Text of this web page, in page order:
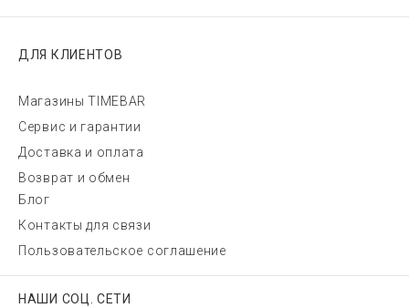
ДЛЯ КЛИЕНТОВ
Магазины TIMEBAR
Сервис и гарантии
Доставка и оплата
Возврат и обмен
Блог
Контакты для связи
Пользовательское соглашение
НАШИ СОЦ. СЕТИ